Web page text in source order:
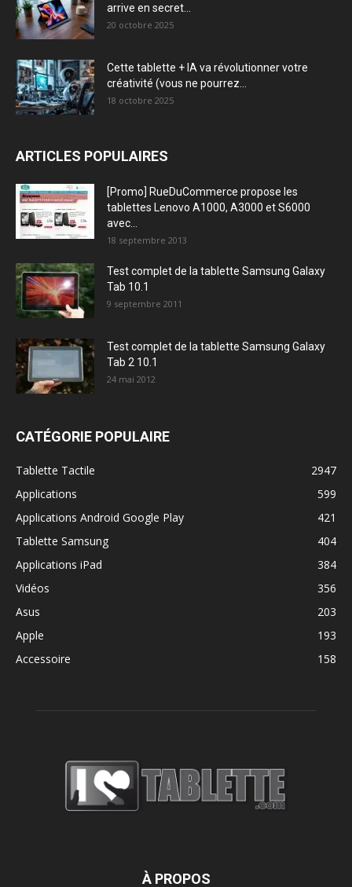
arrive en secret...
20 octobre 2025
Cette tablette + IA va révolutionner votre
créativité (vous ne pourrez...
18 octobre 2025
ARTICLES POPULAIRES
[Promo] RueDuCommerce propose les
tablettes Lenovo A1000, A3000 et S6000
avec...
18 septembre 2013
Test complet de la tablette Samsung Galaxy
Tab 10.1
9 septembre 2011
Test complet de la tablette Samsung Galaxy
Tab 2 10.1
24 mai 2012
CATÉGORIE POPULAIRE
Tablette Tactile
2947
Applications
599
Applications Android Google Play
421
Tablette Samsung
404
Applications iPad
384
Vidéos
356
Asus
203
Apple
193
Accessoire
158
À PROPOS